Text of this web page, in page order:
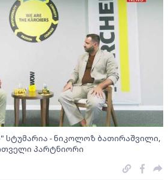
სტუმარია - ნიკოლოზ ბათირაშვილი,
პარტნიორი